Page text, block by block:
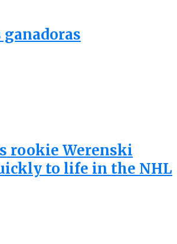
rookie Werenski
to life in the NHL